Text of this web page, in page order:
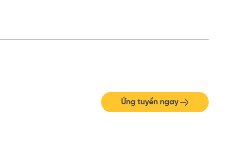
Ứng tuyển ngay